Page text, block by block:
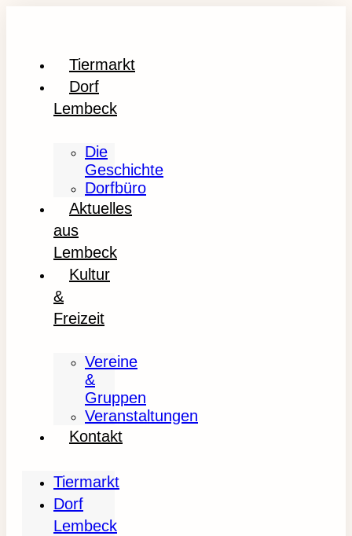
Tiermarkt
Dorf
Lembeck
Die
Geschichte
Dorfbüro
Aktuelles
aus
Lembeck
Kultur
&
Freizeit
Vereine
&
Gruppen
Veranstaltungen
Kontakt
Tiermarkt
Dorf
Lembeck